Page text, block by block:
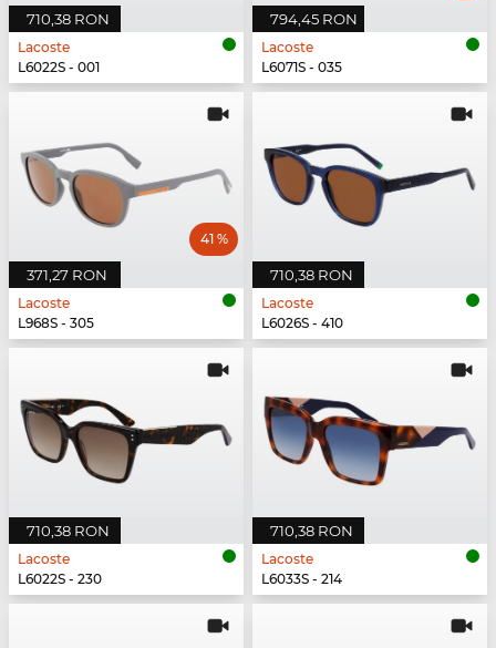
710,38 RON
Lacoste
L6022S - 001
794,45 RON
Lacoste
L6071S - 035
371,27 RON
41 %
Lacoste
L968S - 305
710,38 RON
Lacoste
L6026S - 410
710,38 RON
Lacoste
L6022S - 230
710,38 RON
Lacoste
L6033S - 214